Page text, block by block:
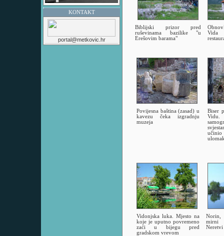
KONTAKT
portal@metkovic.hr
Biblijski prizor pred
ruševinama bazilike "u
Erešovim barama"
Vida
Povijesna baština (zasad) u
kavezu čeka izgradnju
muzeja
Biser
Vidonjska luka. Mjesto na
koje je uputno povremeno
zaći u bijegu pred
gradskom vrevom
mirni
Neretvi